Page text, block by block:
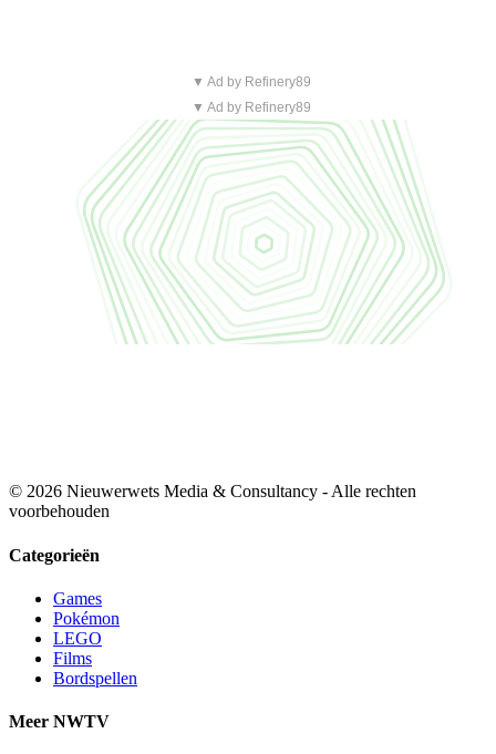
▼ Ad by Refinery89
▼ Ad by Refinery89
© 2026 Nieuwerwets Media & Consultancy - Alle rechten
voorbehouden
Categorieën
Games
Pokémon
LEGO
Films
Bordspellen
Meer NWTV